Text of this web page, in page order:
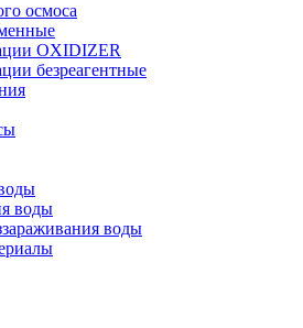
осмоса
OXIDIZER
безреагентные
воды
воды